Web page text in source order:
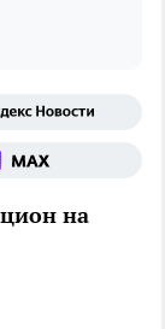
на